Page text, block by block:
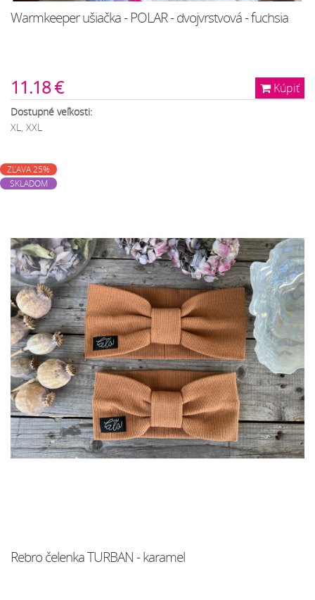
Warmkeeper ušiačka - POLAR - dvojvrstvová - fuchsia
Kúpiť
11.18 €
Dostupné veľkosti:
XL, XXL
ZĽAVA 25%
SKLADOM
Rebro čelenka TURBAN - karamel